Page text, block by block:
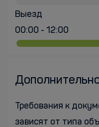
Выезд
00:00 - 12:00
Требования к
зависят от типа